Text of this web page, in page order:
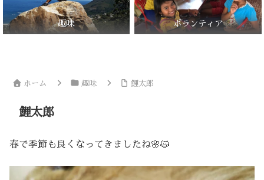
趣味 ボランティア
ホーム 趣味 鯉太郎
鯉太郎
春で季節も良くなってきましたね🌸😺